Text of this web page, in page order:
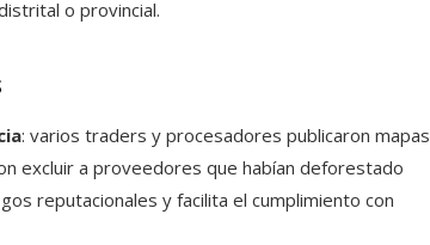
o provincial.
: varios traders y procesadores publicaron mapas
excluir a proveedores que habían deforestado
reputacionales y facilita el cumplimiento con